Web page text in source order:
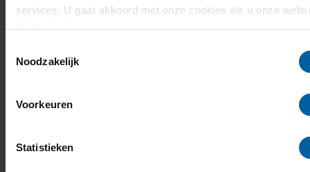
services. U gaat akkoord met onze cookies als u onze
blijft gebruiken.
Noodzakelijk
Voorkeuren
Statistieken
verantwoord gebruik van AI weerspiegelt.